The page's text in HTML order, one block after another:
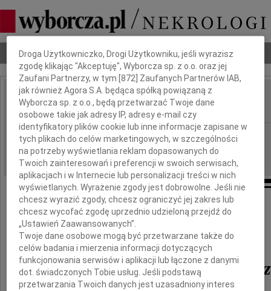
Nekrologi Odeszli Poradnik pogrzebowy
IMIĘ I NAZWISKO: Kazimierz Dobosz
REGION: Rzeszów
DATA EMISJI: 31.12.2014
Z ogromnym żalem i głębokim smutkiem
przyjąłem informację o śmierci
płk. Kazimierza
Dbamy o Twoją prywatność
Droga Użytkowniczko, Drogi Użytkowniku, jeśli wyrazisz
zgodę klikając "Akceptuję", Wyborcza sp. z o.o. oraz jej
Zaufani Partnerzy, w tym [872 ] Zaufanych Partnerów IAB,
jak również Agora S.A. będąca spółką powiązaną z
Wyborcza sp. z o.o., będą przetwarzać Twoje dane
osobowe takie jak adresy IP, adresy e-mail czy
identyfikatory plików cookie lub inne informacje zapisane w
tych plikach do celów marketingowych, w szczególności
na potrzeby wyświetlania reklam dopasowanych do
Twoich zainteresowań i preferencji w swoich serwisach,
aplikacjach i w Internecie lub personalizacji treści w nich
wyświetlanych. Wyrażenie zgody jest dobrowolne. Jeśli nie
chcesz wyrazić zgody, chcesz ograniczyć jej zakres lub
chcesz wycofać zgodę uprzednio udzieloną przejdź do
„Ustawień Zaawansowanych”.
Twoje dane osobowe mogą być przetwarzane także do
celów badania i mierzenia informacji dotyczących
funkcjonowania serwisów i aplikacji lub łączone z danymi
dot. świadczonych Tobie usług. Jeśli podstawą
przetwarzania Twoich danych jest uzasadniony interes